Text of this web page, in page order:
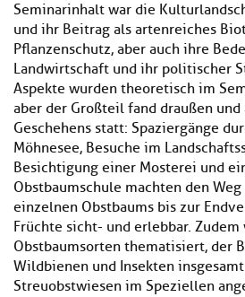
Seminarinhalt war die
und ihr Beitrag als artenreiches
Pflanzenschutz, aber auch ihre
Landwirtschaft und ihr politischer
Aspekte wurden theoretisch im
aber der Großteil fand draußen und
Geschehens statt: Spaziergänge
Möhnesee, Besuche im
Besichtigung einer Mosterei und
Obstbaumschule machten den
einzelnen Obstbaums bis zur
Früchte sicht- und erlebbar.
Obstbaumsorten thematisiert, der
Wildbienen und Insekten
Streuobstwiesen im Speziellen